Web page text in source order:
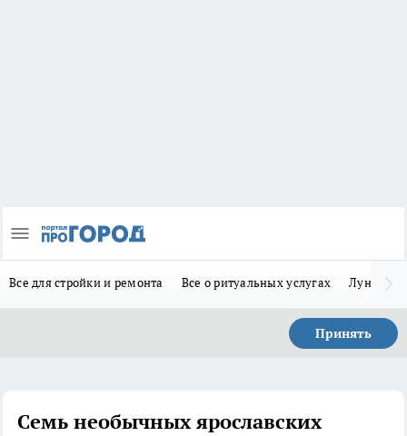
Все для стройки и ремонта Все о ритуальных услугах Лунно-
Принять
Семь необычных ярославских